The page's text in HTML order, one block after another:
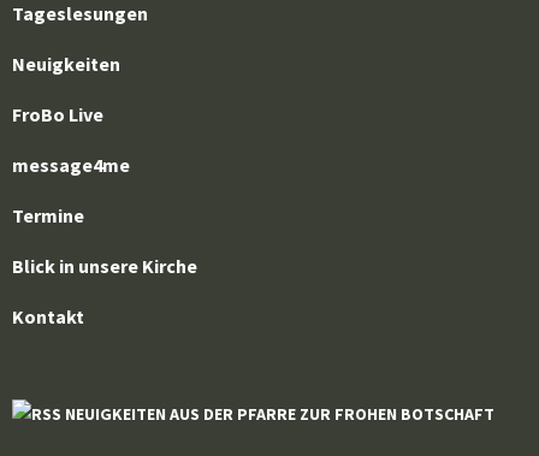
Tageslesungen
Neuigkeiten
FroBo Live
message4me
Termine
Blick in unsere Kirche
Kontakt
NEUIGKEITEN AUS DER PFARRE ZUR FROHEN BOTSCHAFT